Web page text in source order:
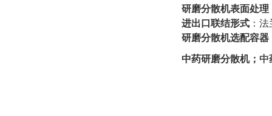
研磨分散机表面处理
进出口联结形式 ：
研磨分散机选配容器
中药研磨分散机； 中